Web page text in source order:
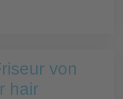
von
hair